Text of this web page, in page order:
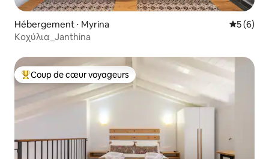
Hébergement ⋅ Myrina
5 (6)
Κοχύλια_Janthina
Coups de cœur voyageurs les plus appréciés
Coup de cœur voyageurs